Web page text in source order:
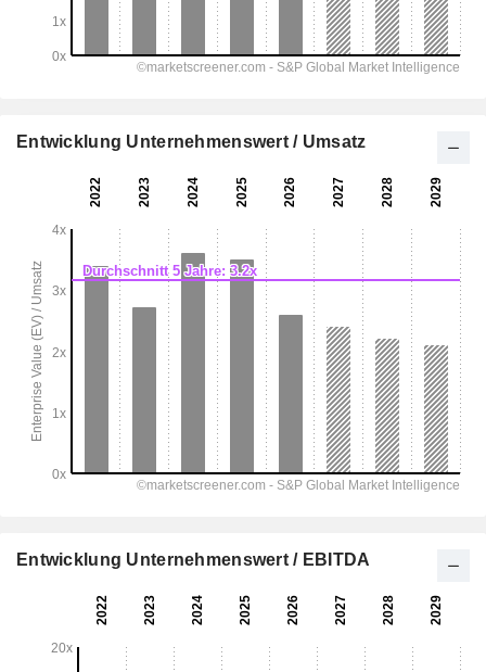
Entwicklung Unternehmenswert / Umsatz
Entwicklung Unternehmenswert / EBITDA